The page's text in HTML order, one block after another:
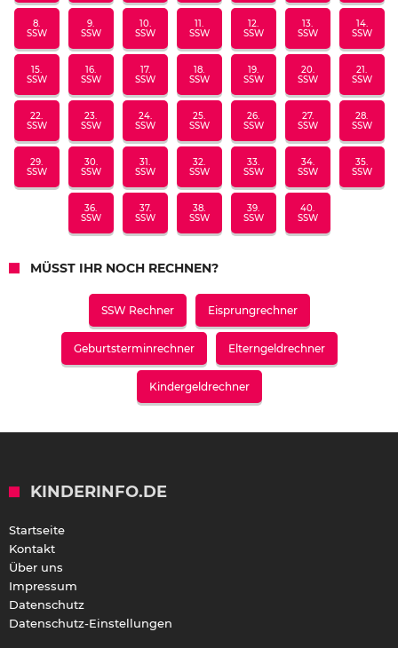
8.
SSW
9.
SSW
10.
SSW
11.
SSW
12.
SSW
13.
SSW
14.
SSW
15.
SSW
16.
SSW
17.
SSW
18.
SSW
19.
SSW
20.
SSW
21.
SSW
22.
SSW
23.
SSW
24.
SSW
25.
SSW
26.
SSW
27.
SSW
28.
SSW
29.
SSW
30.
SSW
31.
SSW
32.
SSW
33.
SSW
34.
SSW
35.
SSW
36.
SSW
37.
SSW
38.
SSW
39.
SSW
40.
SSW
MÜSST IHR NOCH RECHNEN?
SSW Rechner Eisprungrechner
Geburtsterminrechner Elterngeldrechner
Kindergeldrechner
KINDERINFO.DE
Startseite
Kontakt
Über uns
Impressum
Datenschutz
Datenschutz-Einstellungen